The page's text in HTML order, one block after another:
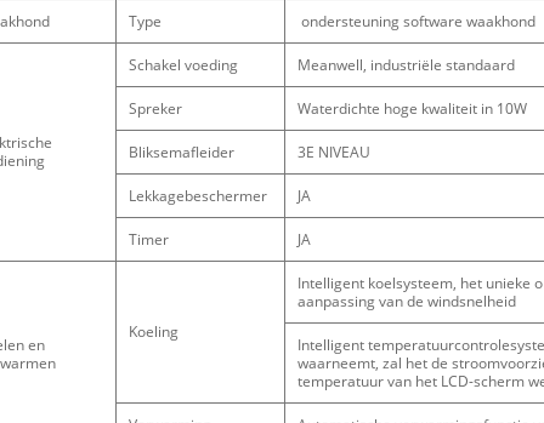
Type ondersteuning software waakhond
Schakel voeding Meanwell, industriële standaard
Spreker Waterdichte hoge kwaliteit in 10W
Bliksemafleider 3E NIVEAU
Lekkagebeschermer JA
Timer JA
en
Koeling
Intelligent koelsysteem, het unieke
aanpassing van de windsnelheid
Intelligent
waarneemt, zal het de
temperatuur van het LCD-scherm